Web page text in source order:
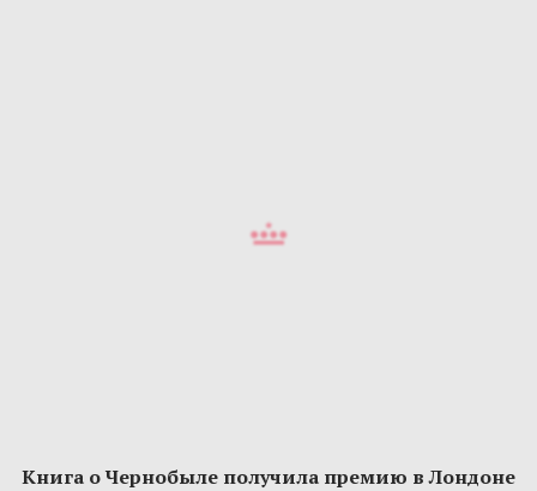
Книга о Чернобыле получила премию в Лондоне